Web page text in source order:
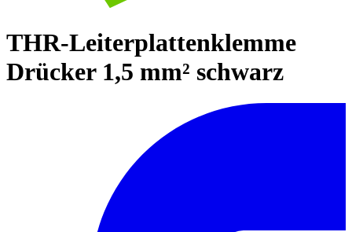
THR-Leiterplattenklemme
Drücker 1,5 mm² schwarz